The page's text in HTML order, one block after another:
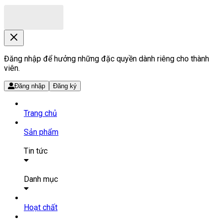
Đăng nhập để hưởng những đặc quyền dành riêng cho thành
viên.
Đăng nhập Đăng ký
Trang chủ
Sản phẩm
Tin tức
Tin tức
Danh mục
SẢN PHẨM THUỐC
Hoạt chất